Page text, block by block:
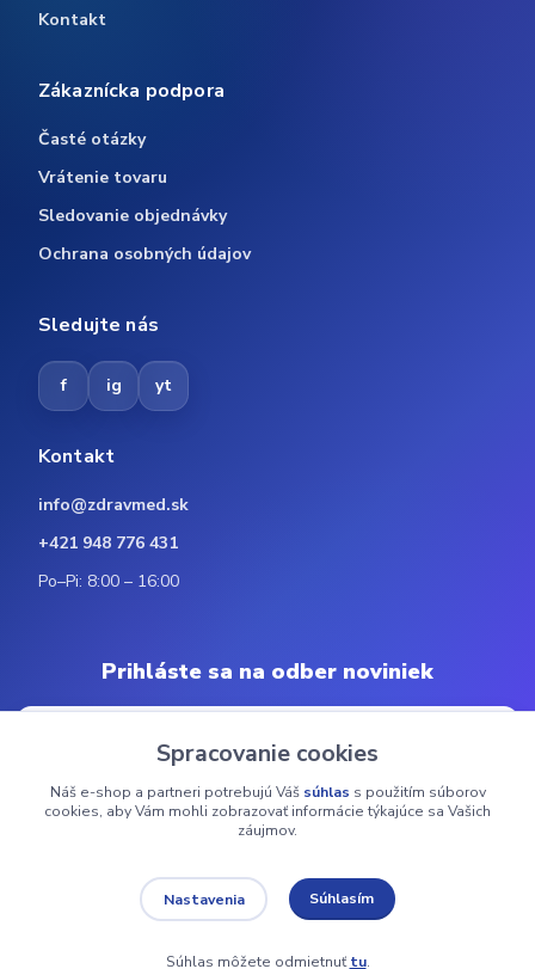
Kontakt
Zákaznícka podpora
Časté otázky
Vrátenie tovaru
Sledovanie objednávky
Ochrana osobných údajov
Sledujte nás
f ig yt
Kontakt
info@zdravmed.sk
+421 948 776 431
Po–Pi: 8:00 – 16:00
Prihláste sa na odber noviniek
Odoberať
© 2024 ZdravMed.sk | Všetky práva vyhradené
Spracovanie cookies
Náš e-shop a partneri potrebujú Váš súhlas s použitím súborov
cookies, aby Vám mohli zobrazovať informácie týkajúce sa Vašich
záujmov.
Nastavenia Súhlasím
Súhlas môžete odmietnuťtu.